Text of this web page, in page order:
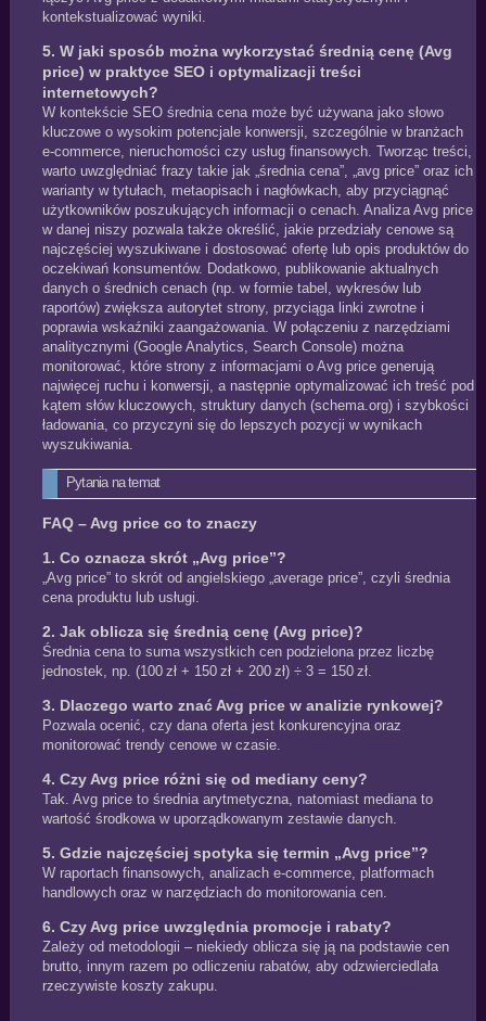
kontekstualizować wyniki.
5. W jaki sposób można wykorzystać średnią cenę (Avg
price) w praktyce SEO i optymalizacji treści
internetowych?
W kontekście SEO średnia cena może być używana jako słowo
kluczowe o wysokim potencjale konwersji, szczególnie w branżach
e‑commerce, nieruchomości czy usług finansowych. Tworząc treści,
warto uwzględniać frazy takie jak „średnia cena”, „avg price” oraz ich
warianty w tytułach, metaopisach i nagłówkach, aby przyciągnąć
użytkowników poszukujących informacji o cenach. Analiza Avg price
w danej niszy pozwala także określić, jakie przedziały cenowe są
najczęściej wyszukiwane i dostosować ofertę lub opis produktów do
oczekiwań konsumentów. Dodatkowo, publikowanie aktualnych
danych o średnich cenach (np. w formie tabel, wykresów lub
raportów) zwiększa autorytet strony, przyciąga linki zwrotne i
poprawia wskaźniki zaangażowania. W połączeniu z narzędziami
analitycznymi (Google Analytics, Search Console) można
monitorować, które strony z informacjami o Avg price generują
najwięcej ruchu i konwersji, a następnie optymalizować ich treść pod
kątem słów kluczowych, struktury danych (schema.org) i szybkości
ładowania, co przyczyni się do lepszych pozycji w wynikach
wyszukiwania.
Pytania na temat
FAQ – Avg price co to znaczy
1. Co oznacza skrót „Avg price”?
„Avg price” to skrót od angielskiego „average price”, czyli średnia
cena produktu lub usługi.
2. Jak oblicza się średnią cenę (Avg price)?
Średnia cena to suma wszystkich cen podzielona przez liczbę
jednostek, np. (100 zł + 150 zł + 200 zł) ÷ 3 = 150 zł.
3. Dlaczego warto znać Avg price w analizie rynkowej?
Pozwala ocenić, czy dana oferta jest konkurencyjna oraz
monitorować trendy cenowe w czasie.
4. Czy Avg price różni się od mediany ceny?
Tak. Avg price to średnia arytmetyczna, natomiast mediana to
wartość środkowa w uporządkowanym zestawie danych.
5. Gdzie najczęściej spotyka się termin „Avg price”?
W raportach finansowych, analizach e‑commerce, platformach
handlowych oraz w narzędziach do monitorowania cen.
6. Czy Avg price uwzględnia promocje i rabaty?
Zależy od metodologii – niekiedy oblicza się ją na podstawie cen
brutto, innym razem po odliczeniu rabatów, aby odzwierciedlała
rzeczywiste koszty zakupu.